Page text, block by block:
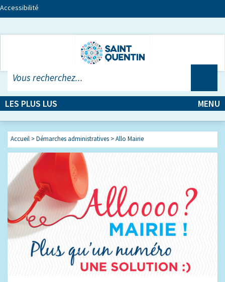
Accessibilité
LES PLUS LUS MENU
Accueil >Démarches administratives >Allo Mairie